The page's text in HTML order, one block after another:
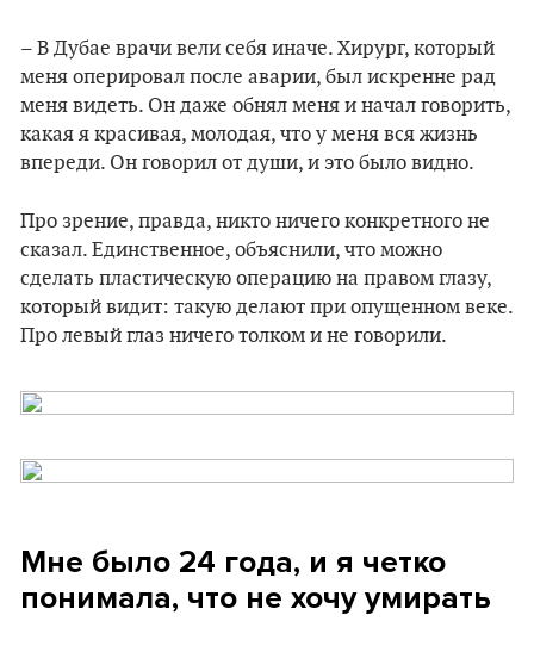
– В Дубае врачи вели себя иначе. Хирург, который
меня оперировал после аварии, был искренне рад
меня видеть. Он даже обнял меня и начал говорить,
какая я красивая, молодая, что у меня вся жизнь
впереди. Он говорил от души, и это было видно.
Про зрение, правда, никто ничего конкретного не
сказал. Единственное, объяснили, что можно
сделать пластическую операцию на правом глазу,
который видит: такую делают при опущенном веке.
Про левый глаз ничего толком и не говорили.
Мне было 24 года, и я четко
понимала, что не хочу умирать